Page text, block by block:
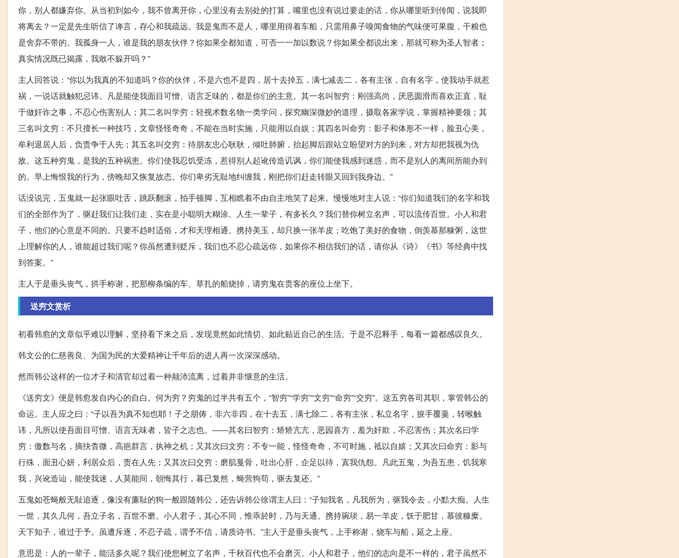
你，别人都嫌弃你。从当初到如今，我不曾离开你，心里没有去别处的打算，嘴里也没有说过要走的话，你从哪里听到传闻，说我即
将离去？一定是先生听信了谗言，存心和我疏远。我是鬼而不是人，哪里用得着车船，只需用鼻子嗅闻食物的气味便可果腹，干粮也
是舍弃不带的。我孤身一人，谁是我的朋友伙伴？你如果全都知道，可否一一加以数说？你如果全都说出来，那就可称为圣人智者；
真实情况既已揭露，我敢不躲开吗？”
主人回答说：“你以为我真的不知道吗？你的伙伴，不是六也不是四，居十去掉五，满七减去二，各有主张，自有名字，使我动手就惹
祸，一说话就触犯忌讳。凡是能使我面目可憎、语言乏味的，都是你们的主意。其一名叫智穷：刚强高尚，厌恶圆滑而喜欢正直，耻
于做奸诈之事，不忍心伤害别人；其二名叫学穷：轻视术数名物一类学问，探究幽深微妙的道理，摄取各家学说，掌握精神要领；其
三名叫文穷：不只擅长一种技巧，文章怪怪奇奇，不能在当时实施，只能用以自娱；其四名叫命穷：影子和体形不一样，脸丑心美，
牟利退居人后，负责争于人先；其五名叫交穷：待朋友忠心耿耿，倾吐肺腑，抬起脚后跟站立盼望对方的到来，对方却把我视为仇
敌。这五种穷鬼，是我的五种祸患。你们使我忍饥受冻，惹得别人起讹传造讥讽，你们能使我感到迷惑，而不是别人的离间所能办到
的。早上悔恨我的行为，傍晚却又恢复故态。你们卑劣无耻地纠缠我，刚把你们赶走转眼又回到我身边。”
话没说完，五鬼就一起张眼吐舌，跳跃翻滚，拍手顿脚，互相瞧着不由自主地笑了起来。慢慢地对主人说：“你们知道我们的名字和我
们的全部作为了，驱赶我们让我们走，实在是小聪明大糊涂。人生一辈子，有多长久？我们替你树立名声，可以流传百世。小人和君
子，他们的心意是不同的。只要不趋时适俗，才和天理相通。携持美玉，却只换一张羊皮；吃饱了美好的食物，倒羡慕那糠粥，这世
上理解你的人，谁能超过我们呢？你虽然遭到贬斥，我们也不忍心疏远你，如果你不相信我们的话，请你从《诗》《书》等经典中找
到答案。”
主人于是垂头丧气，拱手称谢，把那柳条编的车、草扎的船烧掉，请穷鬼在贵客的座位上坐下。
送穷文赏析
初看韩愈的文章似乎难以理解，坚持看下来之后，发现竟然如此情切、如此贴近自己的生活。于是不忍释手，每看一篇都感叹良久。
韩文公的仁慈善良、为国为民的大爱精神让千年后的进人再一次深深感动。
然而韩公这样的一位才子和清官却过着一种颠沛流离，过着并非惬意的生活。
《送穷文》便是韩愈发自内心的自白。何为穷？穷鬼的过半共有五个，“智穷”“学穷”“文穷”“命穷”“交穷”。这五穷各司其职，掌管韩公的
命运。主人应之曰：“子以吾为真不知也耶！子之朋俦，非六非四，在十去五，满七除二，各有主张，私立名字，捩手覆羹，转喉触
讳，凡所以使吾面目可憎、语言无味者，皆子之志也。——其名曰智穷：矫矫亢亢，恶园喜方，羞为奸欺，不忍害伤；其次名曰学
穷：傲数与名，摘抉杳微，高挹群言，执神之机；又其次曰文穷：不专一能，怪怪奇奇，不可时施，祗以自嬉；又其次曰命穷：影与
行殊，面丑心妍，利居众后，责在人先；又其次曰交穷：磨肌戛骨，吐出心肝，企足以待，寘我仇怨。凡此五鬼，为吾五患，饥我寒
我，兴讹造讪，能使我迷，人莫能间，朝悔其行，暮已复然，蝇营狗苟，驱去复还。”
五鬼如苍蝇般无耻追逐，像没有廉耻的狗一般跟随韩公，还告诉韩公徐谓主人曰：“子知我名，凡我所为，驱我令去，小黠大痴。人生
一世，其久几何，吾立子名，百世不磨。小人君子，其心不同，惟乖於时，乃与天通。携持琬琰，易一羊皮，饫于肥甘，慕彼糠糜。
天下知子，谁过于予。虽遭斥逐，不忍子疏，谓予不信，请质诗书。”主人于是垂头丧气，上手称谢，烧车与船，延之上座。
意思是：人的一辈子，能活多久呢？我们使您树立了名声，千秋百代也不会磨灭。小人和君子，他们的志向是不一样的，君子虽然不